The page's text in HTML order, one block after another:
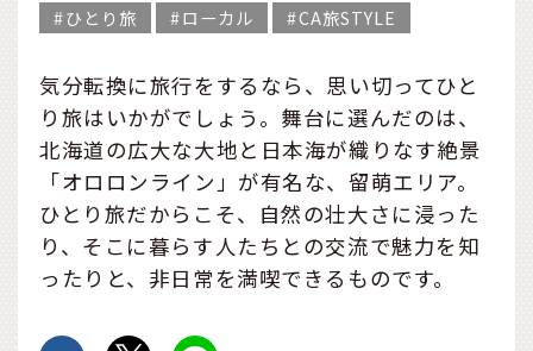
ひとり旅
ローカル CA旅STYLE
気分転換に旅行をするなら、思い切ってひと
り旅はいかがでしょう。舞台に選んだのは、
北海道の広大な大地と日本海が織りなす絶景
「オロロンライン」が有名な、留萌エリア。
ひとり旅だからこそ、自然の壮大さに浸った
り、そこに暮らす人たちとの交流で魅力を知
ったりと、非日常を満喫できるものです。